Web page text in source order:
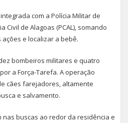
com a Polícia Militar de
Civil de Alagoas (PCAL), somando
e localizar a bebê.
bombeiros militares e quatro
a Força-Tarefa. A operação
cães farejadores, altamente
e salvamento.
nas buscas ao redor da residência e